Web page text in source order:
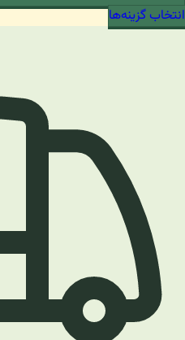
انتخاب گزینه‌ها